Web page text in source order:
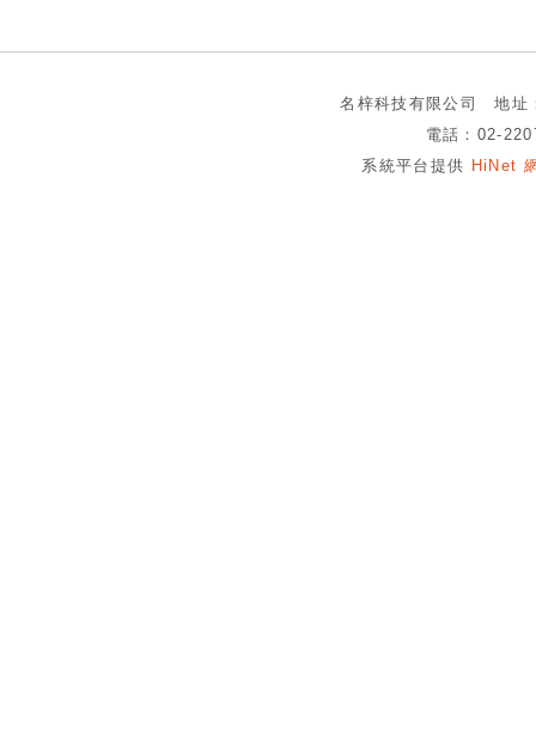
名梓科技有限公司 地址
電話：02-
系統平台提供 HiNet